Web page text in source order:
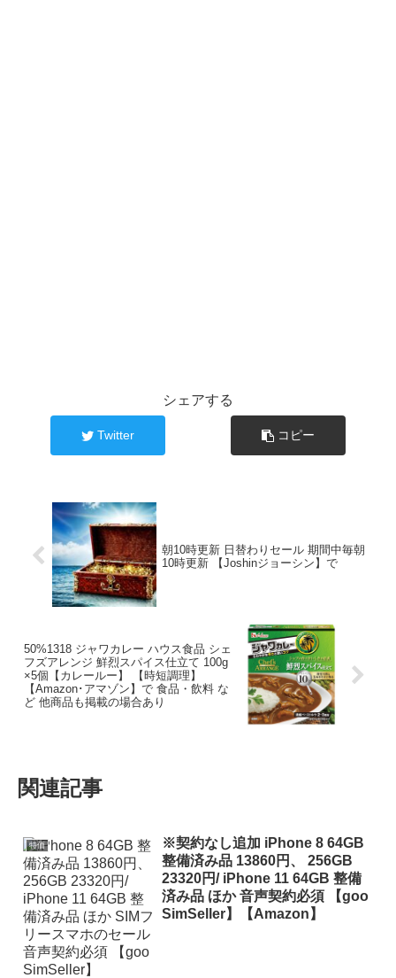
シェアする
Twitter コピー
朝10時更新 日替わりセール 期間中毎朝
10時更新 【Joshinジョーシン】で
50%1318 ジャワカレー ハウス食品 シェ
フズアレンジ 鮮烈スパイス仕立て 100g
×5個【カレールー】 【時短調理】
【Amazon･アマゾン】で 食品・飲料 な
ど 他商品も掲載の場合あり
関連記事
特価
※契約なし追加 iPhone 8 64GB
整備済み品 13860円、 256GB
23320円/ iPhone 11 64GB 整備
済み品 ほか 音声契約必須 【goo
SimSeller】【Amazon】